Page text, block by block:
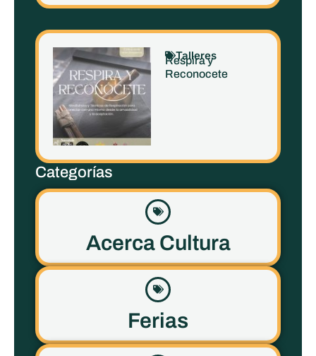
Talleres
Respira y
Reconocete
Categorías
Acerca Cultura
Ferias